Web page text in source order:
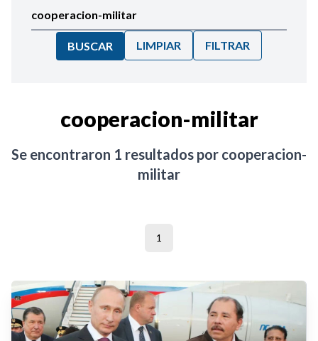
BUSCAR LIMPIAR FILTRAR
cooperacion-militar
Se encontraron 1 resultados por cooperacion-
militar
1